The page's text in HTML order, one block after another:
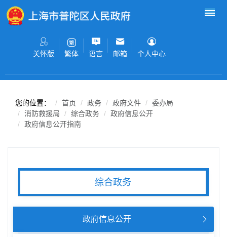
无障碍操作说明
关怀版 繁体 语言 邮箱 个人中心
您的位置： 首页 政务 政府文件
委办局
消防救援局
综合政务
政府信息公开
政府信息公开指南
综合政务
政府信息公开